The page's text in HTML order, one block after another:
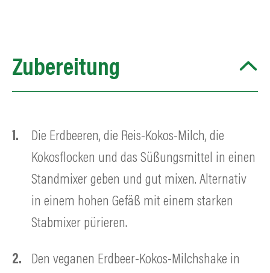
Zubereitung
Die Erdbeeren, die Reis-Kokos-Milch, die
Kokosflocken und das Süßungsmittel in einen
Standmixer geben und gut mixen. Alternativ
in einem hohen Gefäß mit einem starken
Stabmixer pürieren.
Den veganen Erdbeer-Kokos-Milchshake in